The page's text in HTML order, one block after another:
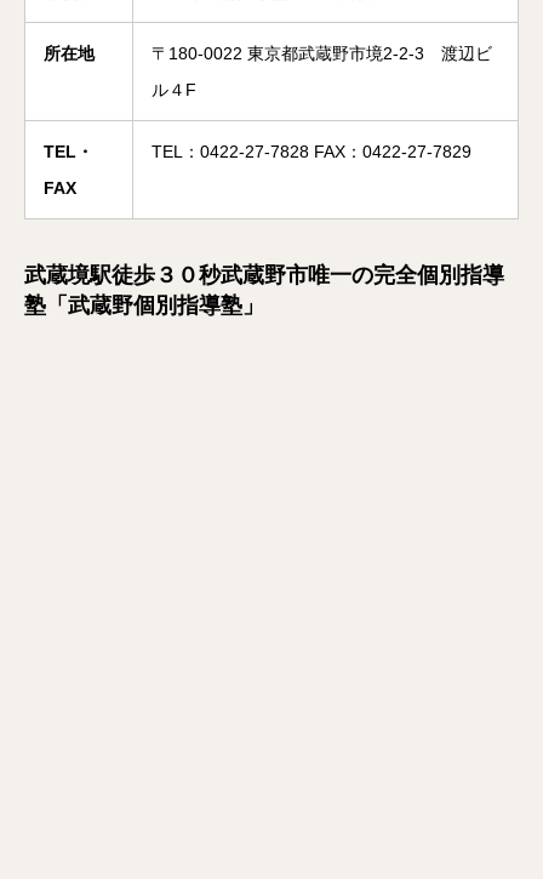
所在地
〒180-0022 東京都武蔵野市境2-2-3 渡辺ビ
ル４F
TEL・
FAX
TEL：0422-27-7828 FAX：0422-27-7829
武蔵境駅徒歩３０秒武蔵野市唯一の完全個別指導
塾「武蔵野個別指導塾」